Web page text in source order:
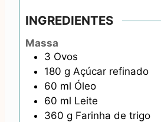
INGREDIENTES
Massa
3 Ovos
180 g Açúcar refinado
60 ml Óleo
60 ml Leite
360 g Farinha de trigo